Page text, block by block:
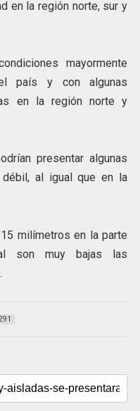
en la región norte, sur y
mayormente
país y con algunas
en la región norte y
presentar algunas
débil, al igual que en la
milímetros en la parte
son muy bajas las